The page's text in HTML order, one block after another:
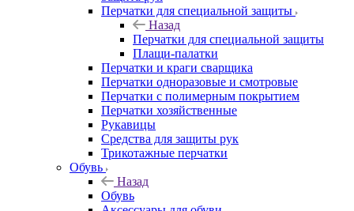
Перчатки для специальной защиты
Назад
Перчатки для специальной защиты
Плащи-палатки
Перчатки и краги сварщика
Перчатки одноразовые и смотровые
Перчатки с полимерным покрытием
Перчатки хозяйственные
Рукавицы
Средства для защиты рук
Трикотажные перчатки
Обувь
Назад
Обувь